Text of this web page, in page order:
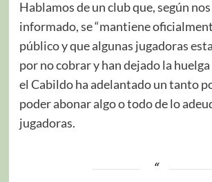
Hablamos de un club que, según
informado, se “mantiene
público y que algunas jugadoras
por no cobrar y han dejado la huelga
el Cabildo ha adelantado un tanto
poder abonar algo o todo de lo
jugadoras.